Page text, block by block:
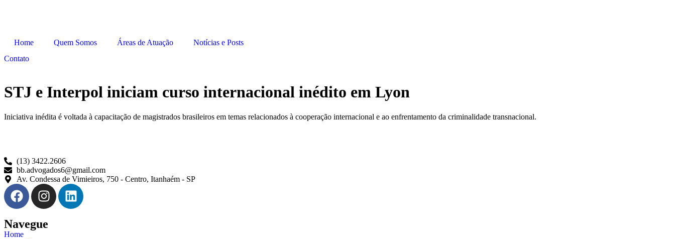
Home Quem Somos Áreas de Atuação
Notícias e Posts
Contato
STJ e Interpol iniciam curso internacional inédito em Lyon
Iniciativa inédita é voltada à capacitação de magistrados brasileiros em temas relacionados à cooperação internacional e ao enfrentamento da criminalidade transnacional.
(13) 3422.2606
bb.advogados6@gmail.com
Av. Condessa de Vimieiros, 750 - Centro, Itanhaém - SP
Navegue
Home